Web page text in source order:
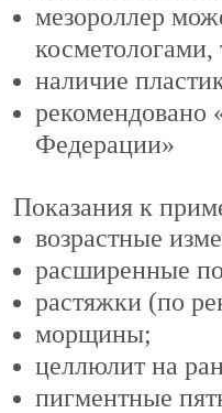
мезороллер
наличие
рекомендовано
Федерации»
Показания к
возрастные
расширенные
растяжки (по
морщины;
целлюлит на
пигментные